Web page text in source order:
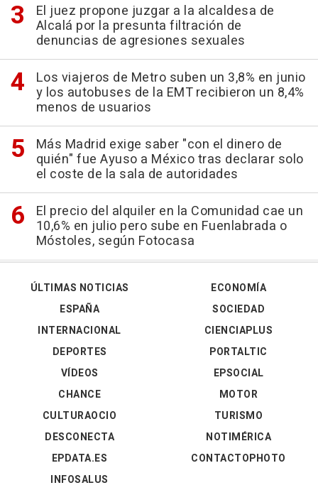
El juez propone juzgar a la alcaldesa de
Alcalá por la presunta filtración de
denuncias de agresiones sexuales
Los viajeros de Metro suben un 3,8% en junio
y los autobuses de la EMT recibieron un 8,4%
menos de usuarios
Más Madrid exige saber "con el dinero de
quién" fue Ayuso a México tras declarar solo
el coste de la sala de autoridades
El precio del alquiler en la Comunidad cae un
10,6% en julio pero sube en Fuenlabrada o
Móstoles, según Fotocasa
ÚLTIMAS NOTICIAS
ESPAÑA
INTERNACIONAL
DEPORTES
VÍDEOS
ECONOMÍA
SOCIEDAD
CIENCIAPLUS
PORTALTIC
EPSOCIAL
CHANCE
CULTURAOCIO
DESCONECTA
EPDATA.ES
INFOSALUS
MOTOR
TURISMO
NOTIMÉRICA
CONTACTOPHOTO